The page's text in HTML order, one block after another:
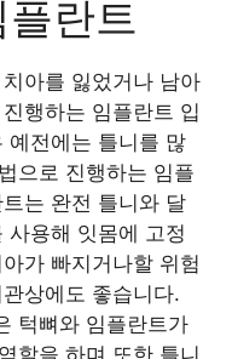
란트
아를 잃었거나 남아
행하는 임플란트 입
예전에는 틀니를 많
으로 진행하는 임플
는 완전 틀니와 달
사용해 잇몸에 고정
가 빠지거나할 위험
상에도 좋습니다.
턱뼈와 임플란트가
할을 하며 또한 틀니